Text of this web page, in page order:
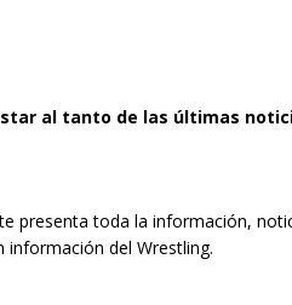
al tanto de las últimas
presenta toda la información,
información del Wrestling.